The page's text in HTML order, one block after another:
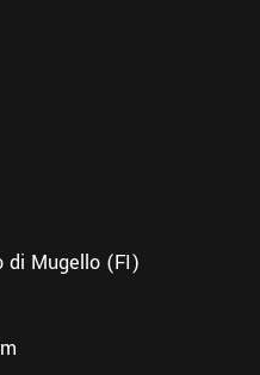
di Mugello (FI)